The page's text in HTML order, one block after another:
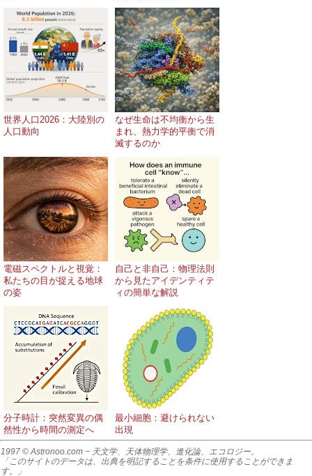
世界人口2026：大陸別の
人口動向
なぜ生命は不均衡から生
まれ、熱力学的平衡で消
滅するのか
電磁スペクトルと視覚：
私たちの目が捉える地球
の姿
自己と非自己：物理法則
から見たアイデンティテ
ィの簡単な解説
分子時計：突然変異の偶
然性から時間の測定へ
最小細胞：避けられない
出現
1997 © Astronoo.com − 天文学、天体物理学、進化論、エコロジー。
「このサイトのデータは、出典を明記することを条件に使用することができま
す。」